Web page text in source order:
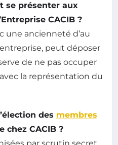
se présenter aux
CACIB ?
une ancienneté d’au
peut déposer
de ne pas occuper
la représentation du
des membres
chez CACIB ?